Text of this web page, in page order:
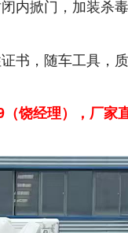
内掀门，加装杀
书，随车工具，
饶经理），厂家